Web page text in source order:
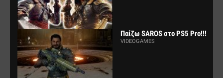
Παίζω SAROS στο PS5 Pro!!!
VIDEOGAMES